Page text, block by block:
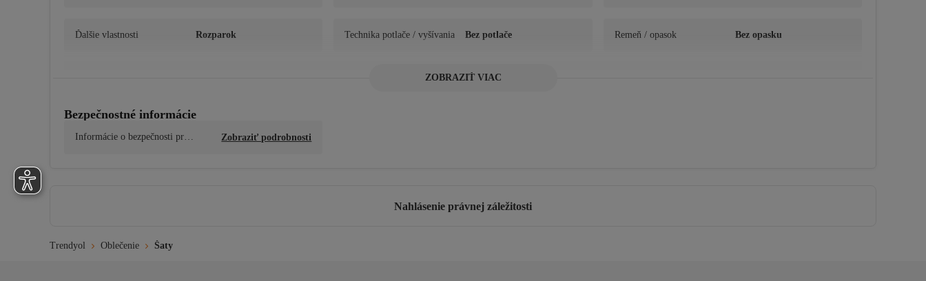
Ďalšie vlastnosti Rozparok Technika potlače / vyšívania Bez potlače Remeň / opasok Bez opasku
Bez polstrovania
Dĺžka
Podrobnosti o udržateľnosti Nie
ZOBRAZIŤ VIAC
Bezpečnostné informácie
Informácie o bezpečnosti prod
Zobraziť podrobnosti
Nahlásenie právnej záležitosti
Trendyol Oblečenie Šaty